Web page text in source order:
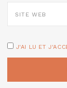
SITE
WEB
J'AI LU ET